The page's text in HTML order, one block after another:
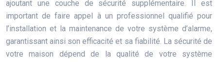
ajoutant une couche de sécurité supplémentaire. Il est
important de faire appel à un professionnel qualifié pour
l’installation et la maintenance de votre système d’alarme,
garantissant ainsi son efficacité et sa fiabilité. La sécurité de
votre maison dépend de la qualité de votre système